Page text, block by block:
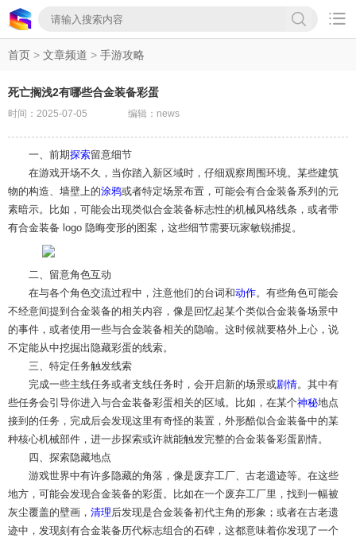

首页 > 文章频道 > 手游攻略
死亡搁浅2有哪些合金装备彩蛋
时间：2025-07-05 编辑：news
一、前期探索留意细节
在游戏开场不久，当你踏入新区域时，仔细观察周围环境。某些建筑
物的构造、墙壁上的涂鸦或者特定场景布置，可能会有合金装备系列的元
素暗示。比如，可能会出现类似合金装备标志性的机械风格线条，或者带
有合金装备 logo 隐晦变形的图案，这些细节需要玩家敏锐捕捉。
二、留意角色互动
在与各个角色交流过程中，注意他们的台词和动作。有些角色可能会
不经意间提到合金装备的相关内容，像是回忆起某个类似合金装备场景中
的事件，或者使用一些与合金装备相关的隐喻。这时候就要格外上心，说
不定能从中挖掘出隐藏彩蛋的线索。
三、特定任务触发线索
完成一些主线任务或者支线任务时，会开启新的场景或剧情。其中有
些任务会引导你进入与合金装备彩蛋相关的区域。比如，在某个神秘地点
接到的任务，完成后会发现这里有奇怪的装置，外形酷似合金装备中的某
种核心机械部件，进一步探索或许就能触发完整的合金装备彩蛋剧情。
四、探索隐藏地点
游戏世界中有许多隐藏的角落，像是废弃工厂、古老遗迹等。在这些
地方，可能会发现合金装备的彩蛋。比如在一个废弃工厂里，找到一幅被
灰尘覆盖的壁画， 清理后发现是合金装备初代主角的形象；或者在古老遗
迹中，发现刻有合金装备历代标志组合的石碑，这都意味着你发现了一个